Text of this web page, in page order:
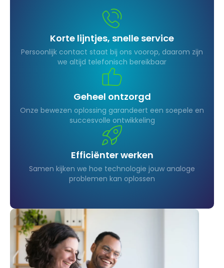
Korte lijntjes, snelle service
Persoonlijk contact staat bij ons voorop, daarom zijn
we altijd telefonisch bereikbaar
Geheel ontzorgd
Onze bewezen oplossing garandeert een soepele en
succesvolle ontwikkeling
Efficiënter werken
Samen kijken we hoe technologie jouw analoge
problemen kan oplossen